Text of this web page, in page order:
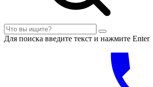
Для поиска введите текст и нажмите Enter